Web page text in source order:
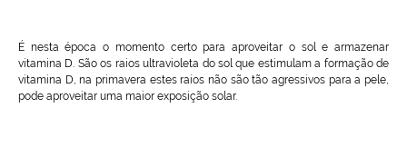
É nesta época o momento certo para aproveitar o sol e armazenar
vitamina D. São os raios ultravioleta do sol que estimulam a formação de
vitamina D, na primavera estes raios não são tão agressivos para a pele,
pode aproveitar uma maior exposição solar.